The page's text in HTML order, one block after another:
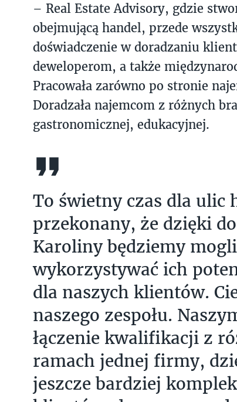
– Real Estate Advisory, gdzie
obejmującą handel, przede
doświadczenie w doradzaniu
deweloperom, a także
Pracowała zarówno po stronie
Doradzała najemcom z różnych
gastronomicznej, edukacyjnej.
To świetny czas dla ulic
przekonany, że dzięki
Karoliny będziemy
wykorzystywać ich
dla naszych klientów.
naszego zespołu.
łączenie kwalifikacji z
ramach jednej firmy,
jeszcze bardziej